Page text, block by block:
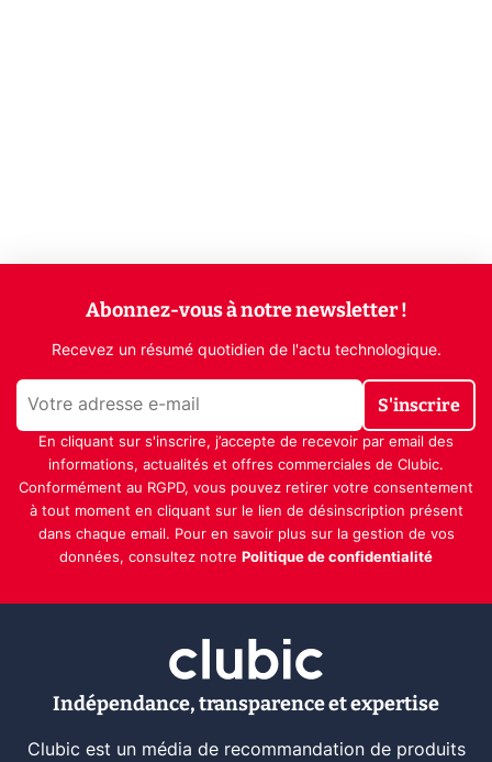
Abonnez-vous à notre newsletter !
Recevez un résumé quotidien de l'actu technologique.
S'inscrire
En cliquant sur s'inscrire, j’accepte de recevoir par email des
informations, actualités et offres commerciales de Clubic.
Conformément au RGPD, vous pouvez retirer votre consentement
à tout moment en cliquant sur le lien de désinscription présent
dans chaque email. Pour en savoir plus sur la gestion de vos
données, consultez notre Politique de confidentialité
Indépendance, transparence et expertise
Clubic est un média de recommandation de produits